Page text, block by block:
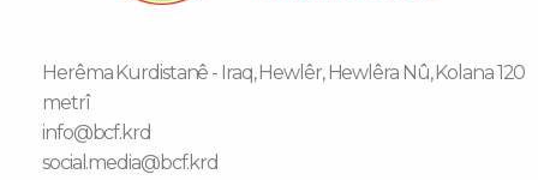
Herêma Kurdistanê - Iraq, Hewlêr, Hewlêra Nû, Kolana 120
metrî
info@bcf.krd
social.media@bcf.krd